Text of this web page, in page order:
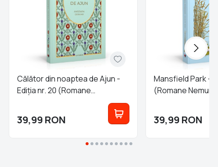
Călător din noaptea de Ajun -
Ediția nr. 20 (Romane
39,99 RON
Mansfield Park -
(Romane
39,99 RON